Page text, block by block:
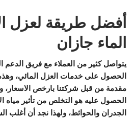
أفضل طريقة لعزل
الماء جازان
يتواصل كثير من العملاء مع فريق الدعم
الحصول على خدمات العزل المائي،
مقدمة من قبل شركتنا بارخص الاسعار،
الحصول عليه هو التخلص من تأثير مياه
الجدران والحوائط، ولهذا نجد أن أغلب